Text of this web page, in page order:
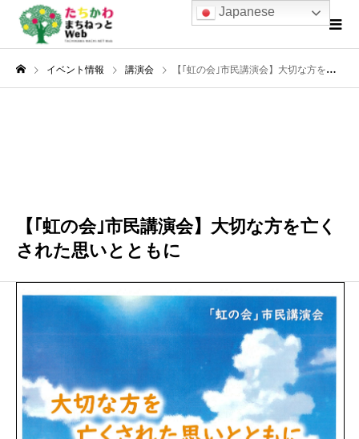
イベント情報 講演会 【｢虹の会｣市民講演会】大切な方を亡くされた思いとともに
【｢虹の会｣市民講演会】大切な方を亡く
された思いとともに
Japanese